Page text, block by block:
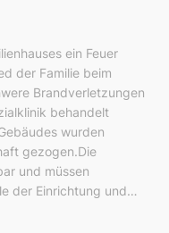
ein Feuer
der Familie beim
Brandverletzungen
behandelt
wurden
gezogen.Die
und müssen
der Einrichtung und…